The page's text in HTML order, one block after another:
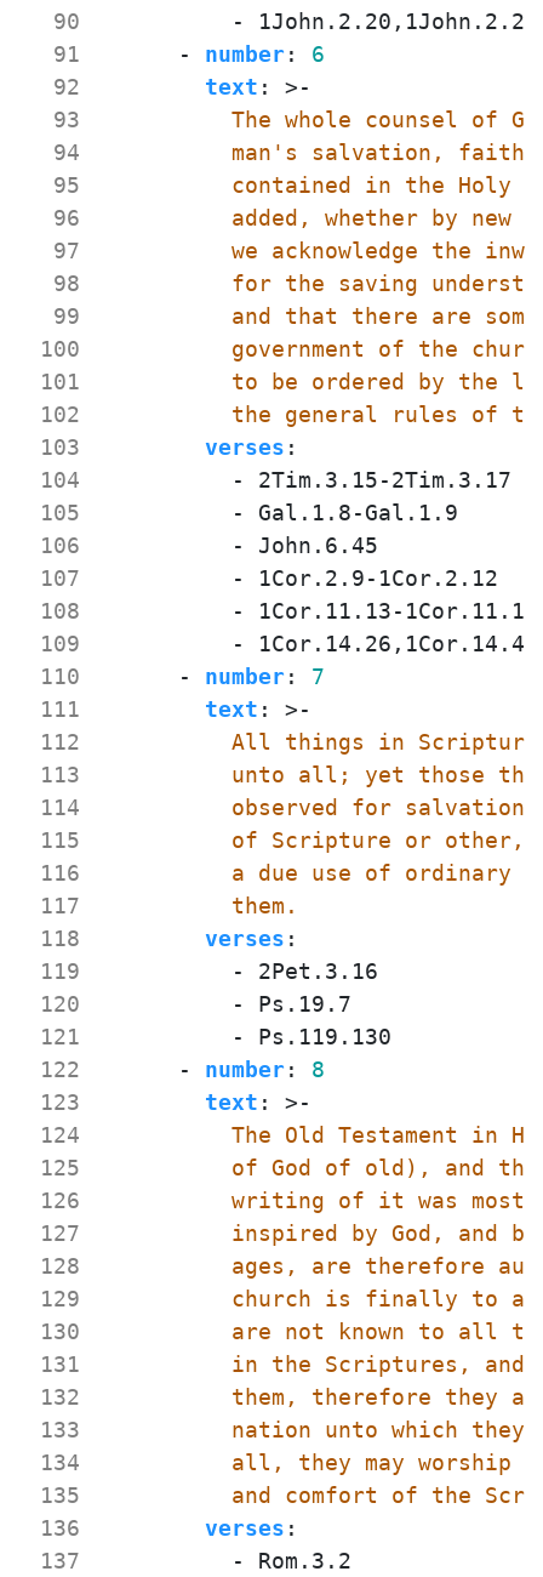
  90
  91
  92
  93
  94
  95
  96
  97
  98
  99
100
101
102
103
104
105
106
107
108
109
110
111
112
113
114
115
116
117
118
119
120
121
122
123
124
125
126
127
128
129
130
131
132
133
134
135
136
137
- 1John.2.20,1John.2.27
- number:
6
text : >-
the general rules of
verses :
- 2Tim.3.15-2Tim.3.17
- Gal.1.8-Gal.1.9
- John.6.45
- 1Cor.2.9-1Cor.2.12
- 1Cor.11.13-1Cor.11.14
- 1Cor.14.26,1Cor.14.40
- number:
7
text : >-
          them.
verses :
- 2Pet.3.16
- Ps.19.7
- Ps.119.130
- number:
8
text : >-
and comfort of the
verses :
- Rom.3.2